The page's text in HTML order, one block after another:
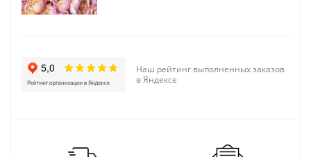
Наш рейтинг выполненных заказов
в Яндексе